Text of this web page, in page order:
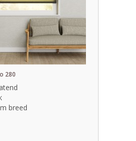
280
breed